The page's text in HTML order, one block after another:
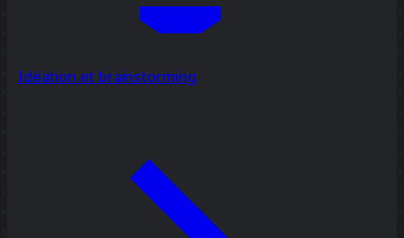
Idéation et brainstorming